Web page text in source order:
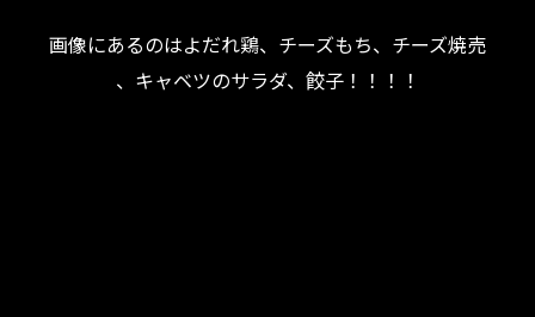
画像にあるのはよだれ鶏、チーズもち、チーズ焼売
、キャベツのサラダ、餃子！！！！